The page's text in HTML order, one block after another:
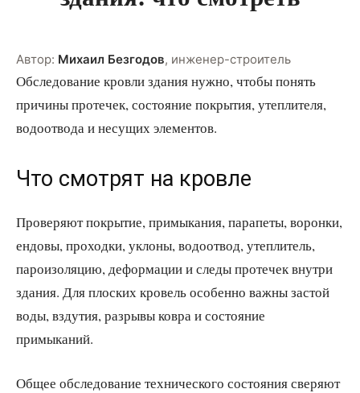
Автор: Михаил Безгодов, инженер-строитель
Обследование кровли здания нужно, чтобы понять
причины протечек, состояние покрытия, утеплителя,
водоотвода и несущих элементов.
Что смотрят на кровле
Проверяют покрытие, примыкания, парапеты, воронки,
ендовы, проходки, уклоны, водоотвод, утеплитель,
пароизоляцию, деформации и следы протечек внутри
здания. Для плоских кровель особенно важны застой
воды, вздутия, разрывы ковра и состояние
примыканий.
Общее обследование технического состояния сверяют